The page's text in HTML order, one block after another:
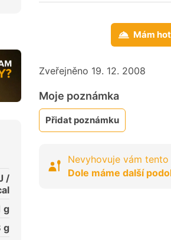
/
g
g
Mám
Zveřejněno 19. 12. 2008
Moje poznámka
Přidat poznámku
Nevyhovuje vám
Dole máme další